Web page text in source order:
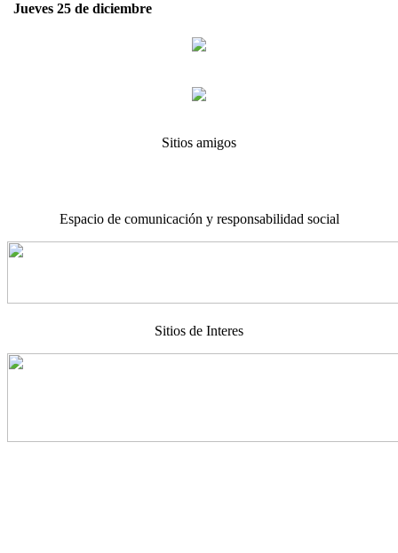
Jueves 25 de diciembre
Sitios amigos
Espacio de comunicación y responsabilidad social
Sitios de Interes